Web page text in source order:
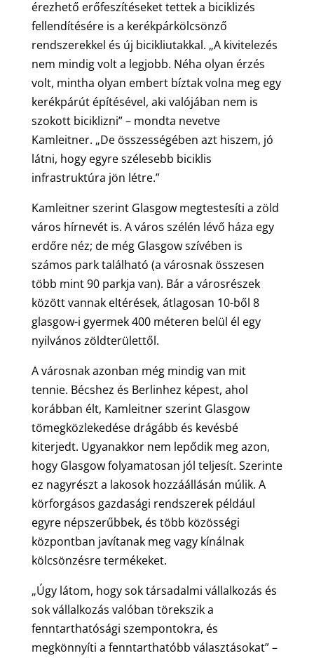
érezhető erőfeszítéseket tettek a biciklizés
fellendítésére is a kerékpárkölcsönző
rendszerekkel és új bicikliutakkal. „A kivitelezés
nem mindig volt a legjobb. Néha olyan érzés
volt, mintha olyan embert bíztak volna meg egy
kerékpárút építésével, aki valójában nem is
szokott biciklizni” – mondta nevetve
Kamleitner. „De összességében azt hiszem, jó
látni, hogy egyre szélesebb biciklis
infrastruktúra jön létre.”
Kamleitner szerint Glasgow megtestesíti a zöld
város hírnevét is. A város szélén lévő háza egy
erdőre néz; de még Glasgow szívében is
számos park található (a városnak összesen
több mint 90 parkja van). Bár a városrészek
között vannak eltérések, átlagosan 10-ből 8
glasgow-i gyermek 400 méteren belül él egy
nyilvános zöldterülettől.
A városnak azonban még mindig van mit
tennie. Bécshez és Berlinhez képest, ahol
korábban élt, Kamleitner szerint Glasgow
tömegközlekedése drágább és kevésbé
kiterjedt. Ugyanakkor nem lepődik meg azon,
hogy Glasgow folyamatosan jól teljesít. Szerinte
ez nagyrészt a lakosok hozzáállásán múlik. A
körforgásos gazdasági rendszerek például
egyre népszerűbbek, és több közösségi
központban javítanak meg vagy kínálnak
kölcsönzésre termékeket.
„Úgy látom, hogy sok társadalmi vállalkozás és
sok vállalkozás valóban törekszik a
fenntarthatósági szempontokra, és
megkönnyíti a fenntarthatóbb választásokat” –